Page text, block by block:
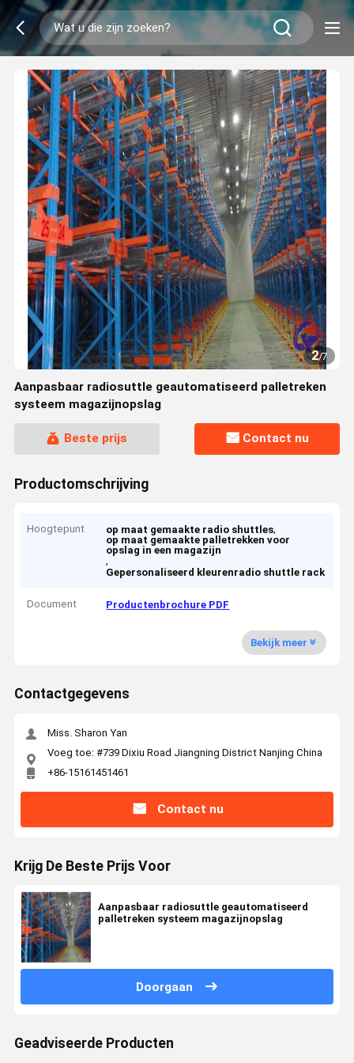
2/7
Aanpasbaar radiosuttle geautomatiseerd palletreken
systeem magazijnopslag
Beste prijs Contact nu
Productomschrijving
Hoogtepunt op maat gemaakte radio shuttles,
op maat gemaakte palletrekken voor
opslag in een magazijn
,
Gepersonaliseerd kleurenradio shuttle rack
Document Productenbrochure PDF
Bekijk meer
Contactgegevens
Miss. Sharon Yan
Voeg toe: #739 Dixiu Road Jiangning District Nanjing China
+86-15161451461
Contact nu
Krijg De Beste Prijs Voor
Aanpasbaar radiosuttle geautomatiseerd
palletreken systeem magazijnopslag
Doorgaan
Geadviseerde Producten